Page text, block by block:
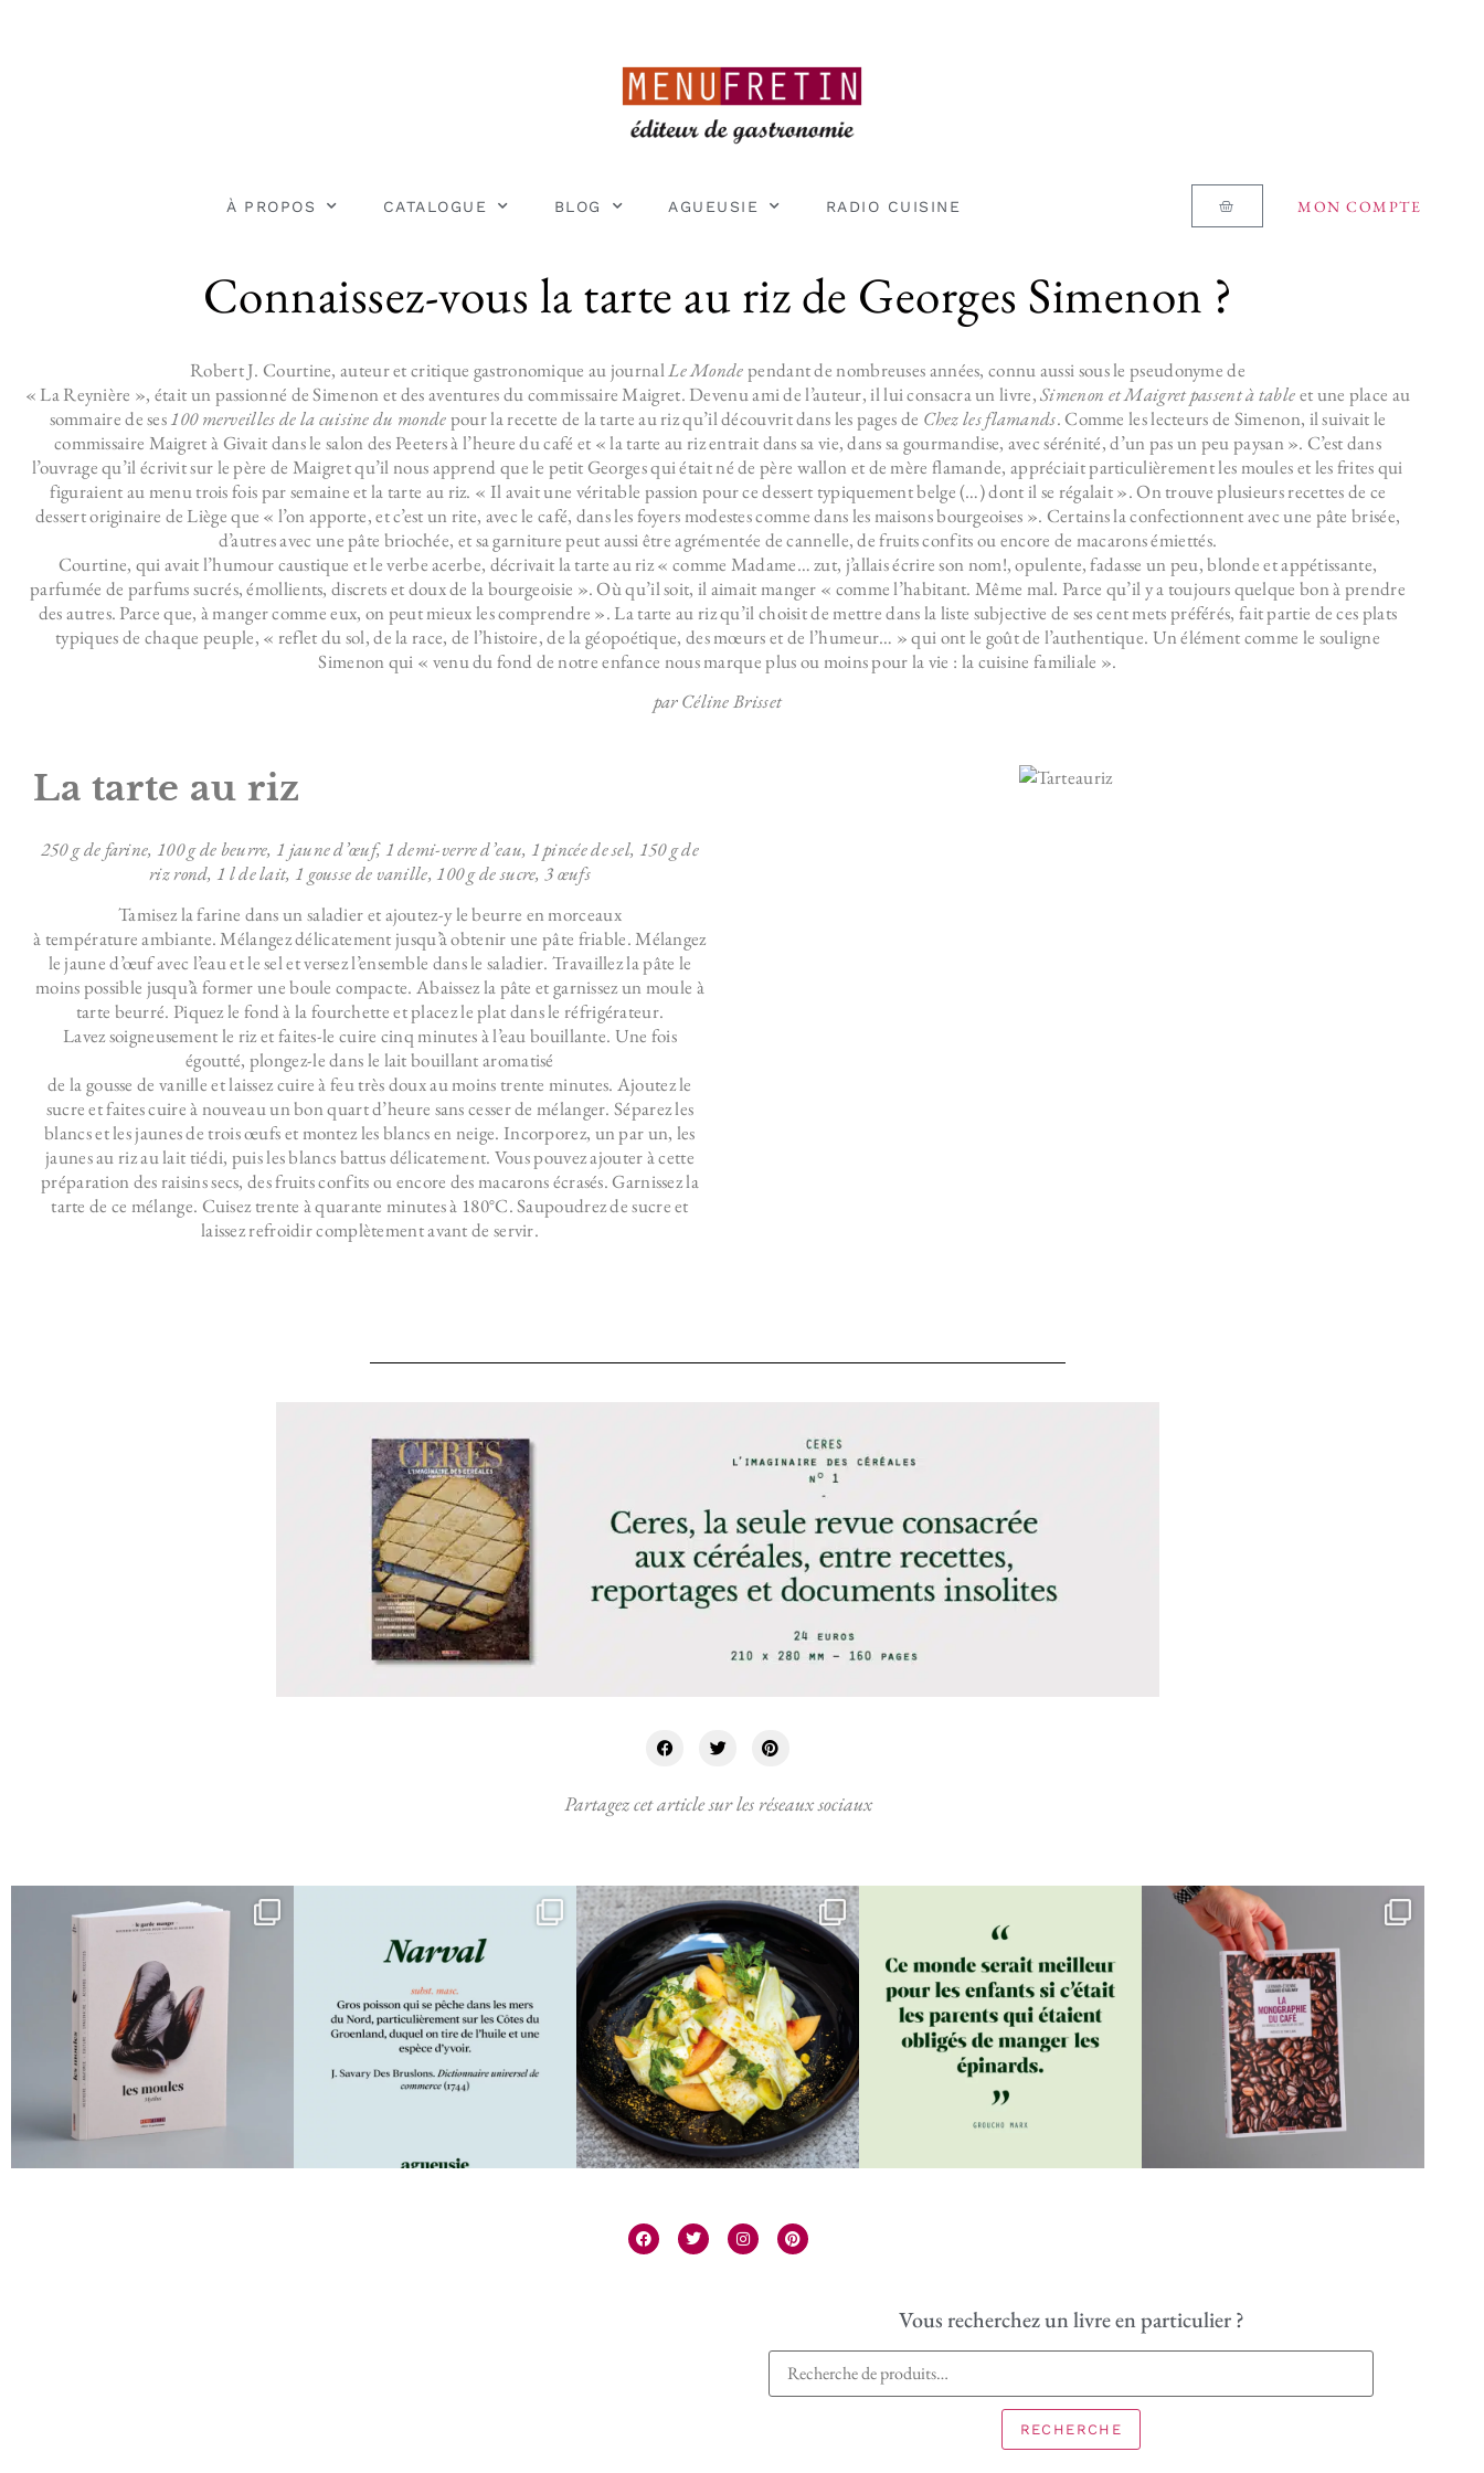
À PROPOS CATALOGUE BLOG AGUEUSIE RADIO CUISINE MON COMPTE
Connaissez-vous la tarte au riz de Georges Simenon ?
Robert J. Courtine, auteur et critique gastronomique au journalLe Mondependant de nombreuses années, connu aussi sous le pseudonyme de
« La Reynière », était un passionné de Simenon et des aventures du commissaire Maigret. Devenu ami de l’auteur, il lui consacra un livre,Simenon et Maigret passent à tableet une place au
sommaire de ses100 merveilles de la cuisine du mondepour la recette de la tarte au riz qu’il découvrit dans les pages de Chez les flamands. Comme les lecteurs de Simenon, il suivait le
commissaire Maigret à Givait dans le salon des Peeters à l’heure du café et « la tarte au riz entrait dans sa vie, dans sa gourmandise, avec sérénité, d’un pas un peu paysan ». C’est dans
l’ouvrage qu’il écrivit sur le père de Maigret qu’il nous apprend que le petit Georges qui était né de père wallon et de mère flamande, appréciait particulièrement les moules et les frites qui
figuraient au menu trois fois par semaine et la tarte au riz. « Il avait une véritable passion pour ce dessert typiquement belge (…) dont il se régalait ». On trouve plusieurs recettes de ce
dessert originaire de Liège que « l’on apporte, et c’est un rite, avec le café, dans les foyers modestes comme dans les maisons bourgeoises ». Certains la confectionnent avec une pâte brisée,
d’autres avec une pâte briochée, et sa garniture peut aussi être agrémentée de cannelle, de fruits confits ou encore de macarons émiettés.
Courtine, qui avait l’humour caustique et le verbe acerbe, décrivait la tarte au riz « comme Madame… zut, j’allais écrire son nom!, opulente, fadasse un peu, blonde et appétissante,
parfumée de parfums sucrés, émollients, discrets et doux de la bourgeoisie ». Où qu’il soit, il aimait manger « comme l’habitant. Même mal. Parce qu’il y a toujours quelque bon à prendre
des autres. Parce que, à manger comme eux, on peut mieux les comprendre ». La tarte au riz qu’il choisit de mettre dans la liste subjective de ses cent mets préférés, fait partie de ces plats
typiques de chaque peuple, « reflet du sol, de la race, de l’histoire, de la géopoétique, des mœurs et de l’humeur… » qui ont le goût de l’authentique. Un élément comme le souligne
Simenon qui « venu du fond de notre enfance nous marque plus ou moins pour la vie : la cuisine familiale ».
par Céline Brisset
La tarte au riz​
250 g de farine, 100 g de beurre, 1 jaune d’œuf, 1 demi-verre d’eau, 1 pincée de sel, 150 g de
riz rond, 1 l de lait, 1 gousse de vanille, 100 g de sucre, 3 œufs
Tamisez la farine dans un saladier et ajoutez-y le beurre en morceaux
à température ambiante. Mélangez délicatement jusqu’à obtenir une pâte friable. Mélangez
le jaune d’œuf avec l’eau et le sel et versez l’ensemble dans le saladier. Travaillez la pâte le
moins possible jusqu’à former une boule compacte. Abaissez la pâte et garnissez un moule à
tarte beurré. Piquez le fond à la fourchette et placez le plat dans le réfrigérateur.
Lavez soigneusement le riz et faites-le cuire cinq minutes à l’eau bouillante. Une fois
égoutté, plongez-le dans le lait bouillant aromatisé
de la gousse de vanille et laissez cuire à feu très doux au moins trente minutes. Ajoutez le
sucre et faites cuire à nouveau un bon quart d’heure sans cesser de mélanger. Séparez les
blancs et les jaunes de trois œufs et montez les blancs en neige. Incorporez, un par un, les
jaunes au riz au lait tiédi, puis les blancs battus délicatement. Vous pouvez ajouter à cette
préparation des raisins secs, des fruits confits ou encore des macarons écrasés. Garnissez la
tarte de ce mélange. Cuisez trente à quarante minutes à 180°C. Saupoudrez de sucre et
laissez refroidir complètement avant de servir.
Partagez cet article sur les réseaux sociaux
Vous recherchez un livre en particulier ?
RECHERCHE